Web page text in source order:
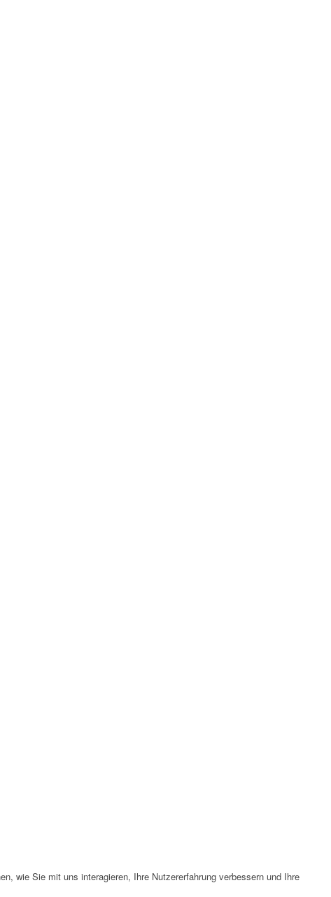
wie Sie mit uns interagieren, Ihre Nutzererfahrung verbessern und Ihre